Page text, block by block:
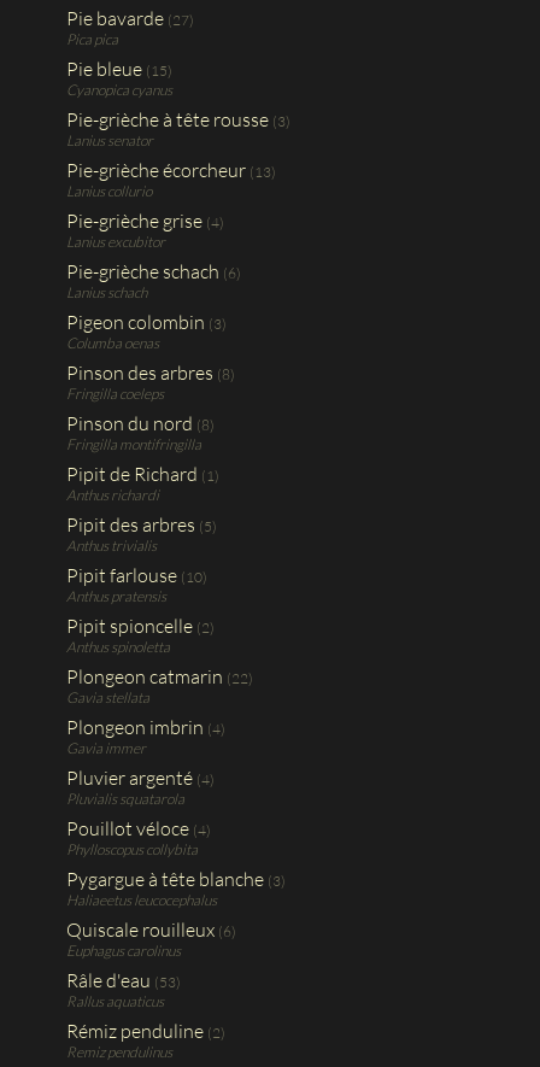
Pie bavarde (27)
Pica pica
Pie bleue (15)
Cyanopica cyanus
Pie-grièche à tête rousse (3)
Lanius senator
Pie-grièche écorcheur (13)
Lanius collurio
Pie-grièche grise (4)
Lanius excubitor
Pie-grièche schach (6)
Lanius schach
Pigeon colombin (3)
Columba oenas
Pinson des arbres (8)
Fringilla coeleps
Pinson du nord (8)
Fringilla montifringilla
Pipit de Richard (1)
Anthus richardi
Pipit des arbres (5)
Anthus trivialis
Pipit farlouse (10)
Anthus pratensis
Pipit spioncelle (2)
Anthus spinoletta
Plongeon catmarin (22)
Gavia stellata
Plongeon imbrin (4)
Gavia immer
Pluvier argenté (4)
Pluvialis squatarola
Pouillot véloce (4)
Phylloscopus collybita
Pygargue à tête blanche (3)
Haliaeetus leucocephalus
Quiscale rouilleux (6)
Euphagus carolinus
Râle d'eau (53)
Rallus aquaticus
Rémiz penduline (2)
Remiz pendulinus